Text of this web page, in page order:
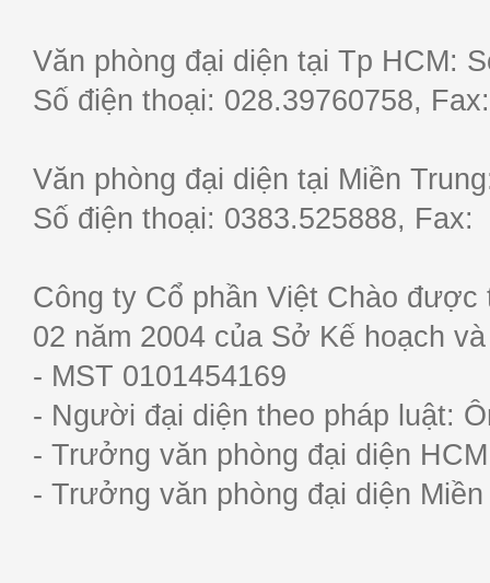
Văn phòng đại diện tại Tp HCM:
Số điện thoại: 028.39760758,
Văn phòng đại diện tại Miền
Số điện thoại: 0383.525888,
Công ty Cổ phần Việt Chào được
02 năm 2004 của Sở Kế hoạch
- MST 0101454169
- Người đại diện theo pháp luật:
- Trưởng văn phòng đại diện
- Trưởng văn phòng đại diện